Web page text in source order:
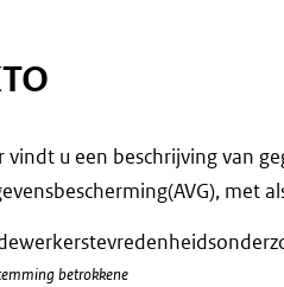
vindt u een beschrijving van
met
betrokkene